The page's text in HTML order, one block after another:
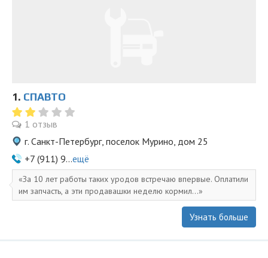
1. СПАВТО
1 отзыв
г. Санкт-Петербург, поселок Мурино, дом 25
+7 (911) 9...ещё
За 10 лет работы таких уродов встречаю впервые. Оплатили
им запчасть, а эти продавашки неделю кормил...
Узнать больше